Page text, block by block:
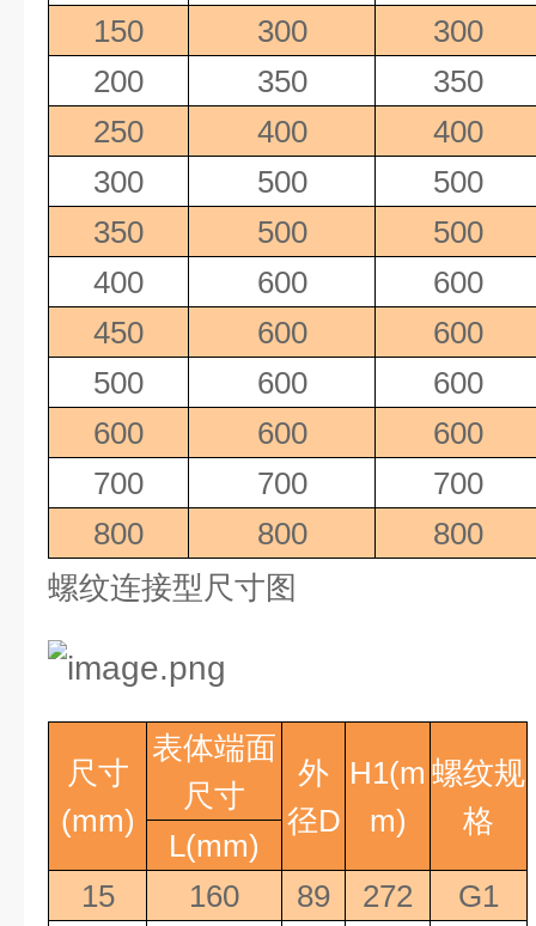
150
300
300
200
350
350
250
400
400
300
500
500
350
500
500
400
600
600
450
600
600
500
600
600
600
600
600
700
700
700
800
800
800
螺纹连接型尺寸图
尺寸
(mm)
表体端面
尺寸
外
径D
H1(m
m)
螺纹规
格
L(mm)
15
160 89 272
G1